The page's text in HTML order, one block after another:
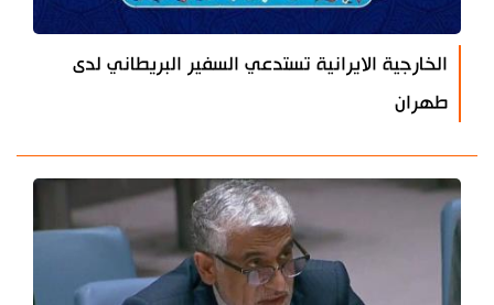
الخارجية الايرانية تستدعي السفير البريطاني لدى
طهران